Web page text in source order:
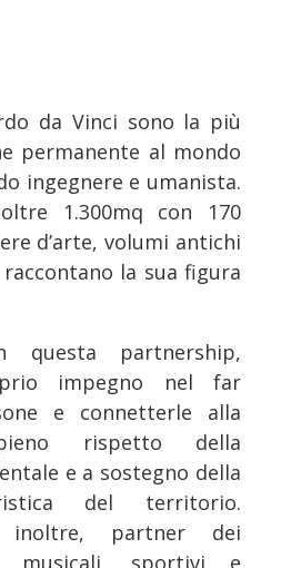
da Vinci sono la più
permanente al mondo
ingegnere e umanista.
1.300mq con 170
d’arte, volumi antichi
la sua figura
questa partnership,
impegno nel far
e connetterle alla
rispetto della
e a sostegno della
del territorio.
inoltre, partner dei
musicali, sportivi e